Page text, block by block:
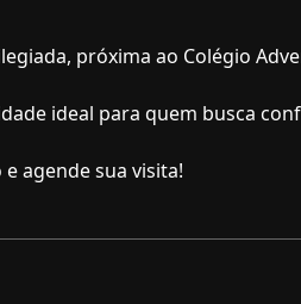
próxima ao Colégio
ideal para quem busca
agende sua visita!